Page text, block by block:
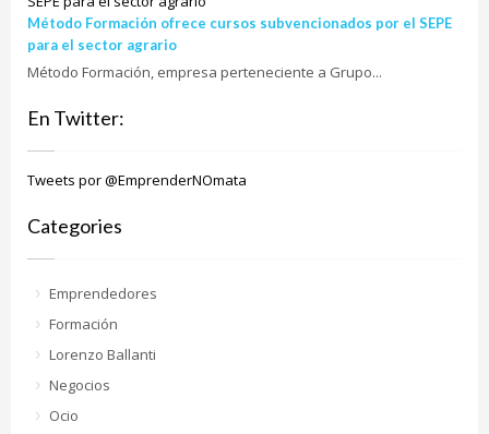
Método Formación ofrece cursos subvencionados por el SEPE
para el sector agrario
Método Formación, empresa perteneciente a Grupo...
En Twitter:
Tweets por @EmprenderNOmata
Categories
Emprendedores
Formación
Lorenzo Ballanti
Negocios
Ocio